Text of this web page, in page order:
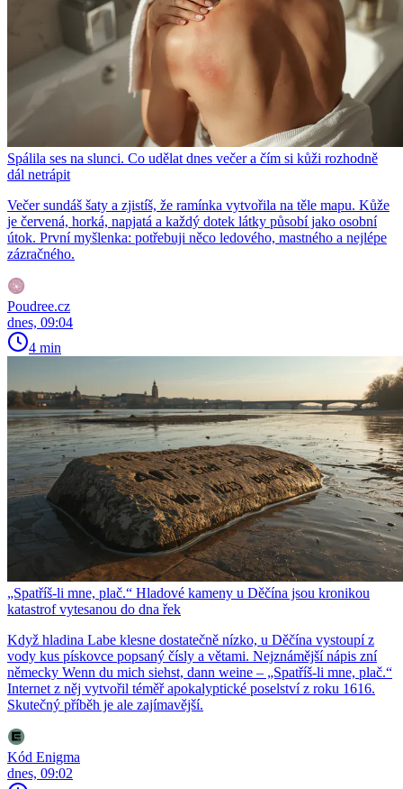
Spálila ses na slunci. Co udělat dnes večer a čím si kůži rozhodně
dál netrápit
Večer sundáš šaty a zjistíš, že ramínka vytvořila na těle mapu. Kůže
je červená, horká, napjatá a každý dotek látky působí jako osobní
útok. První myšlenka: potřebuji něco ledového, mastného a nejlépe
zázračného.
Poudree.cz
dnes, 09:04
4 min
„Spatříš-li mne, plač.“ Hladové kameny u Děčína jsou kronikou
katastrof vytesanou do dna řek
Když hladina Labe klesne dostatečně nízko, u Děčína vystoupí z
vody kus pískovce popsaný čísly a větami. Nejznámější nápis zní
německy Wenn du mich siehst, dann weine – „Spatříš-li mne, plač.“
Internet z něj vytvořil téměř apokalyptické poselství z roku 1616.
Skutečný příběh je ale zajímavější.
Kód Enigma
dnes, 09:02